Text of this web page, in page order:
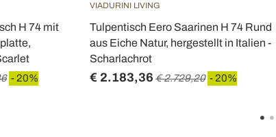
H 74 mit
- 20%
VIADURINI LIVING
Tulpentisch Eero Saarinen H 74 Rund
aus Eiche Natur, hergestellt in Italien -
Scharlachrot
€ 2.183,36 € 2.729,20 - 20%